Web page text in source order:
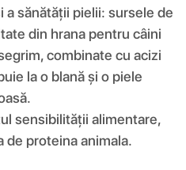
a sănătății pielii: sursele de
din hrana pentru câini
combinate cu acizi
la o blană și o piele
sensibilității alimentare,
de proteina animala.